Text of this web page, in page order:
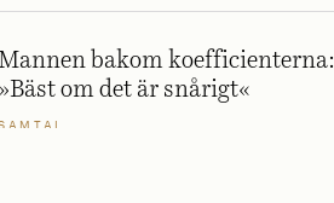
bakom koefficienterna:
om det är snårigt«